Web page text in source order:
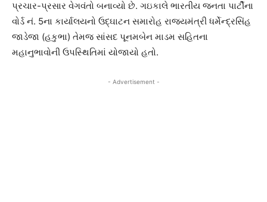
પ્રચાર-પ્રસાર વેગવંતો બનાવ્યો છે. ગઇકાલે ભારતીય જનતા પાર્ટીના
વોર્ડ નં. 5ના કાર્યાલયનો ઉદ્ઘાટન સમારોહ રાજ્યમંત્રી ધર્મેન્દ્રસિંહ
જાડેજા (હકુભા) તેમજ સાંસદ પૂનમબેન માડમ સહિતના
મહાનુભાવોની ઉપસ્થિતિમાં યોજાયો હતો.
- Advertisement -